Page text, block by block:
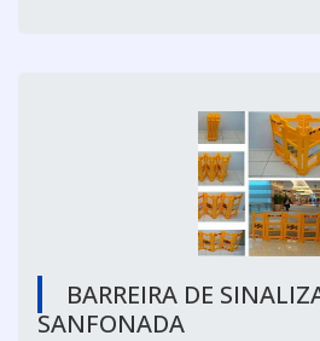
BARREIRA DE
SANFONADA